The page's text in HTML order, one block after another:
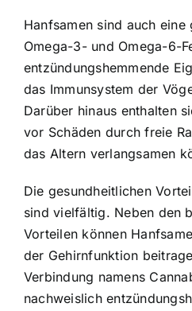
Hanfsamen sind auch eine
Omega-3- und Omega-6-
entzündungshemmende
das Immunsystem der
Darüber hinaus enthalten
vor Schäden durch freie
das Altern verlangsamen
Die gesundheitlichen
sind vielfältig. Neben den
Vorteilen können
der Gehirnfunktion
Verbindung namens
nachweislich